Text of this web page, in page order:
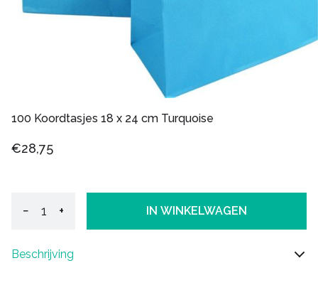
100 Koordtasjes 18 x 24 cm Turquoise
€28,75
− + IN WINKELWAGEN
Beschrijving